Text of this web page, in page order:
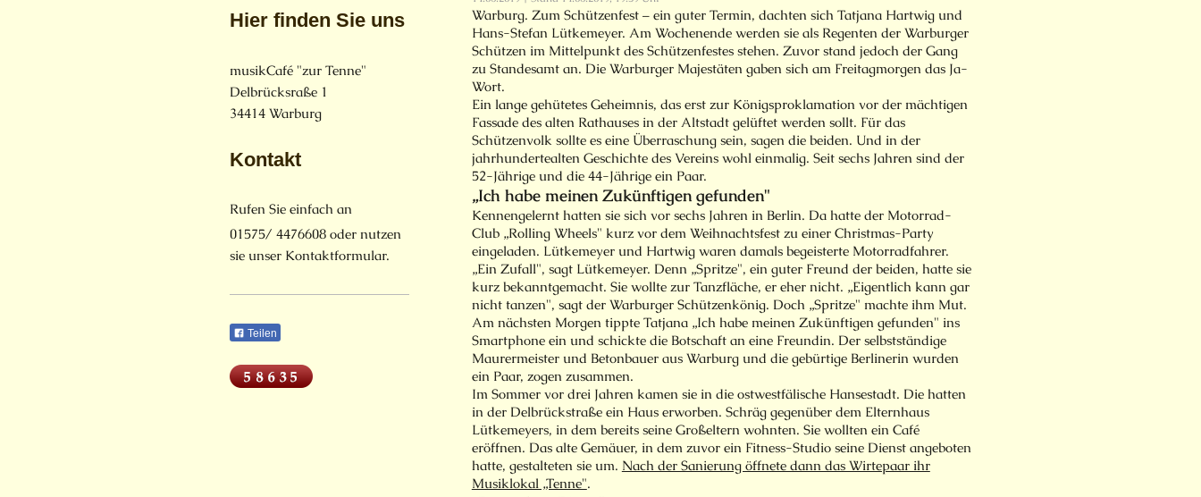
Warburg. Zum Schützenfest – ein guter Termin, dachten sich Tatjana Hartwig und
Hans-Stefan Lütkemeyer. Am Wochenende werden sie als Regenten der Warburger
Schützen im Mittelpunkt des Schützenfestes stehen. Zuvor stand jedoch der Gang
zu Standesamt an. Die Warburger Majestäten gaben sich am Freitagmorgen das Ja-
Wort.
Ein lange gehütetes Geheimnis, das erst zur Königsproklamation vor der mächtigen
Fassade des alten Rathauses in der Altstadt gelüftet werden sollt. Für das
Schützenvolk sollte es eine Überraschung sein, sagen die beiden. Und in der
jahrhundertealten Geschichte des Vereins wohl einmalig. Seit sechs Jahren sind der
52-Jährige und die 44-Jährige ein Paar.
„Ich habe meinen Zukünftigen gefunden"
Kennengelernt hatten sie sich vor sechs Jahren in Berlin. Da hatte der Motorrad-
Club „Rolling Wheels" kurz vor dem Weihnachtsfest zu einer Christmas-Party
eingeladen. Lütkemeyer und Hartwig waren damals begeisterte Motorradfahrer.
„Ein Zufall", sagt Lütkemeyer. Denn „Spritze", ein guter Freund der beiden, hatte sie
kurz bekanntgemacht. Sie wollte zur Tanzfläche, er eher nicht. „Eigentlich kann gar
nicht tanzen", sagt der Warburger Schützenkönig. Doch „Spritze" machte ihm Mut.
Am nächsten Morgen tippte Tatjana „Ich habe meinen Zukünftigen gefunden" ins
Smartphone ein und schickte die Botschaft an eine Freundin. Der selbstständige
Maurermeister und Betonbauer aus Warburg und die gebürtige Berlinerin wurden
ein Paar, zogen zusammen.
Im Sommer vor drei Jahren kamen sie in die ostwestfälische Hansestadt. Die hatten
in der Delbrückstraße ein Haus erworben. Schräg gegenüber dem Elternhaus
Lütkemeyers, in dem bereits seine Großeltern wohnten. Sie wollten ein Café
eröffnen. Das alte Gemäuer, in dem zuvor ein Fitness-Studio seine Dienst angeboten
hatte, gestalteten sie um. Nach der Sanierung öffnete dann das Wirtepaar ihr
Musiklokal „Tenne".
Hier finden Sie uns
musikCafé "zur Tenne"
Delbrücksraße 1
34414 Warburg
Kontakt
Rufen Sie einfach an
01575/ 4476608 oder nutzen
sie unser Kontaktformular.
Teilen